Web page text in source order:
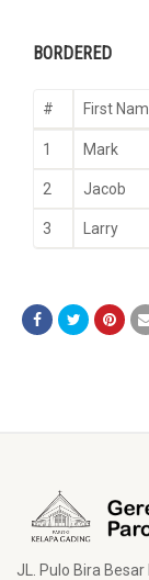
BORDERED
# First
1 Mark
2 Jacob
3 Larry
JL. Pulo Bira